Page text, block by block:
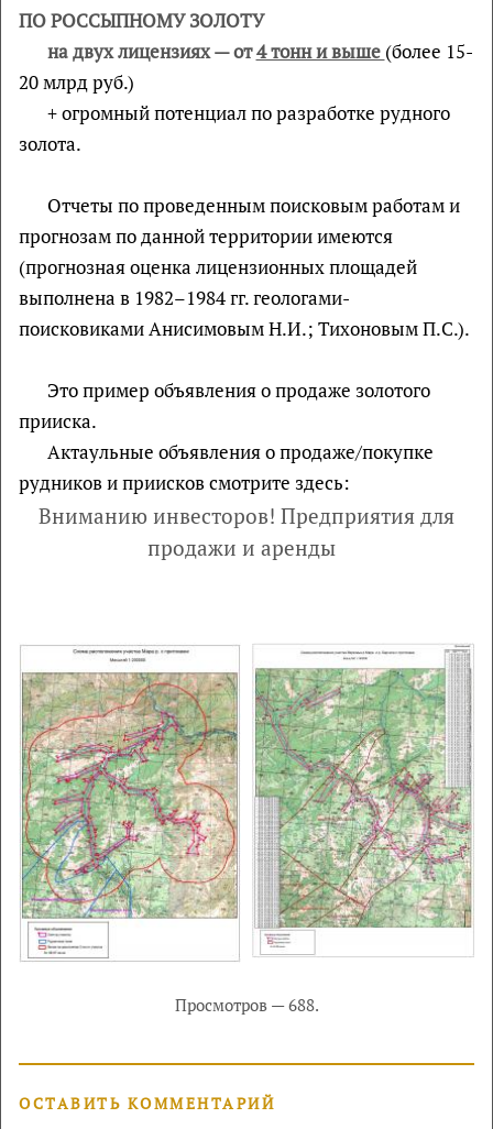
ПО РОССЫПНОМУ ЗОЛОТУ
на двух лицензиях — от4 тонн и выше (более 15-
20 млрд руб.)
+ огромный потенциал по разработке рудного
золота.
Отчеты по проведенным поисковым работам и
прогнозам по данной территории имеются
(прогнозная оценка лицензионных площадей
выполнена в 1982–1984 гг. геологами-
поисковиками Анисимовым Н.И.; Тихоновым П.С.).
Это пример объявления о продаже золотого
прииска.
Актаульные объявления о продаже/покупке
рудников и приисков смотрите здесь:
Вниманию инвесторов! Предприятия для
продажи и аренды
Просмотров — 688.
ОСТАВИТЬ КОММЕНТАРИЙ